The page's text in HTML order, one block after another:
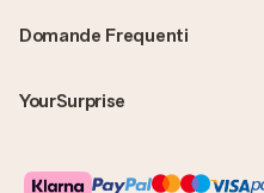
Domande Frequenti
YourSurprise